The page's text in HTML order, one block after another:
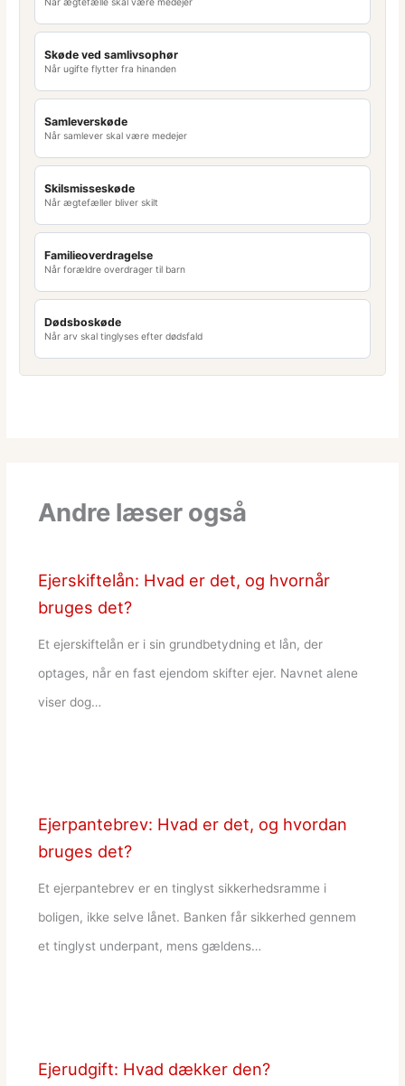
Når ægtefælle skal være medejer
Skøde ved samlivsophør
Når ugifte flytter fra hinanden
Samleverskøde
Når samlever skal være medejer
Skilsmisseskøde
Når ægtefæller bliver skilt
Familieoverdragelse
Når forældre overdrager til barn
Dødsboskøde
Når arv skal tinglyses efter dødsfald
Andre læser også
Ejerskiftelån: Hvad er det, og hvornår
bruges det?
Et ejerskiftelån er i sin grundbetydning et lån, der
optages, når en fast ejendom skifter ejer. Navnet alene
viser dog…
Ejerpantebrev: Hvad er det, og hvordan
bruges det?
Et ejerpantebrev er en tinglyst sikkerhedsramme i
boligen, ikke selve lånet. Banken får sikkerhed gennem
et tinglyst underpant, mens gældens…
Ejerudgift: Hvad dækker den?